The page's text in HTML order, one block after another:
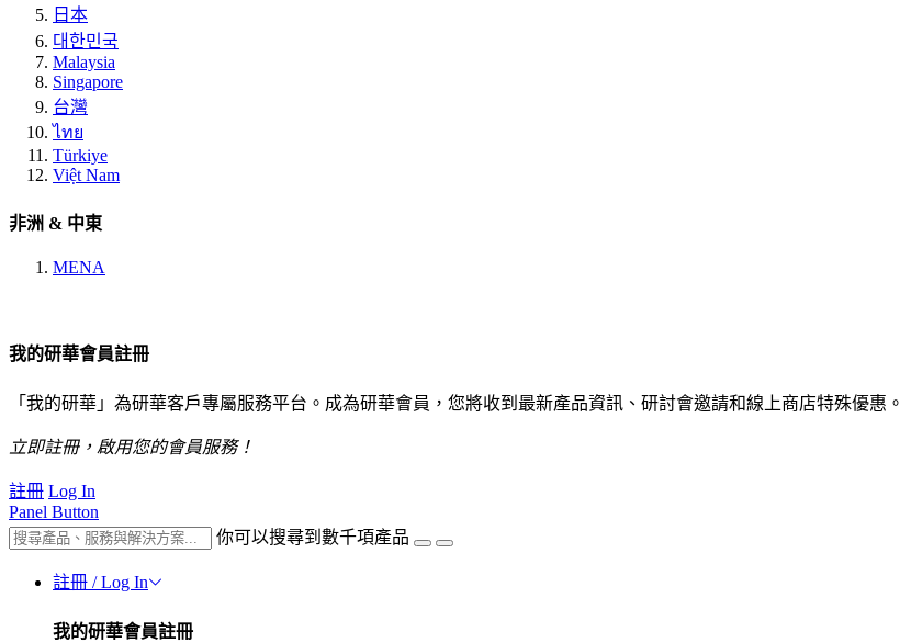
日本
대한민국
Malaysia
Singapore
台灣
ไทย
Türkiye
Việt Nam
非洲 & 中東
MENA
我的研華會員註冊
「我的研華」為研華客戶專屬服務平台。成為研華會員，您將收到最新產品資訊、研討會邀請和線上商店特殊優惠。
立即註冊，啟用您的會員服務！
註冊 Log In
Panel Button
你可以搜尋到數千項產品
註冊 / Log In
我的研華會員註冊